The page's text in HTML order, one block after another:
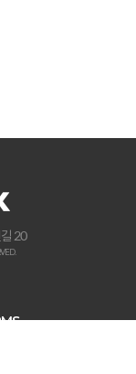
20